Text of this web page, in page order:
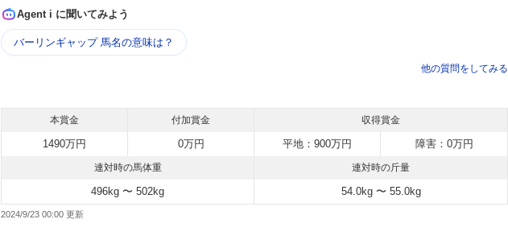
Agent i に聞いてみよう
バーリンギャップ 馬名の意味は？
他の質問をしてみる
本賞金 付加賞金 収得賞金
1490万円 0万円 平地：900万円 障害：0万円
連対時の馬体重 連対時の斤量
496kg 〜 502kg 54.0kg 〜 55.0kg
2024/9/23 00:00